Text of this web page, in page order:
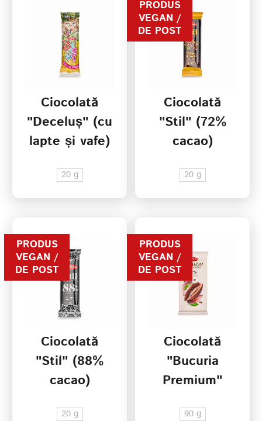
Ciocolată
"Deceluș" (cu
lapte și vafe)
20 g
PRODUS
VEGAN /
DE POST
Ciocolată
"Stil" (72%
cacao)
20 g
PRODUS
VEGAN /
DE POST
Ciocolată
"Stil" (88%
cacao)
20 g
PRODUS
VEGAN /
DE POST
Ciocolată
"Bucuria
Premium"
90 g